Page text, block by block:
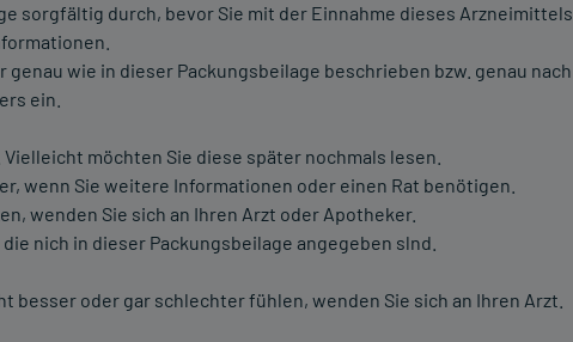
sorgfältig durch, bevor Sie mit der Einnahme dieses Arzneimittels
wie in dieser Packungsbeilage beschrieben bzw. genau nach
ein.
möchten Sie diese später nochmals lesen.
wenn Sie weitere Informationen oder einen Rat benötigen.
wenden Sie sich an Ihren Arzt oder Apotheker.
nich in dieser Packungsbeilage angegeben slnd.
besser oder gar schlechter fühlen, wenden Sie sich an Ihren Arzt.